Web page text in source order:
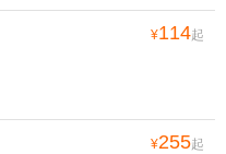
¥114起
¥255起